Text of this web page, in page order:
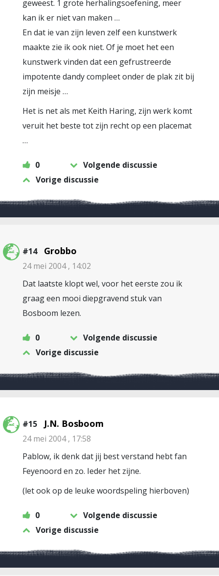
geweest. 1 grote herhalingsoefening, meer
kan ik er niet van maken …
En dat ie van zijn leven zelf een kunstwerk
maakte zie ik ook niet. Of je moet het een
kunstwerk vinden dat een gefrustreerde
impotente dandy compleet onder de plak zit bij
zijn meisje …
Het is net als met Keith Haring, zijn werk komt
veruit het beste tot zijn recht op een placemat
…
0
Volgende discussie
Vorige discussie
#14 Grobbo
24 mei 2004 , 14:02
Dat laatste klopt wel, voor het eerste zou ik
graag een mooi diepgravend stuk van
Bosboom lezen.
0
Volgende discussie
Vorige discussie
#15 J.N. Bosboom
24 mei 2004 , 17:58
Pablow, ik denk dat jij best verstand hebt fan
Feyenoord en zo. Ieder het zijne.
(let ook op de leuke woordspeling hierboven)
0
Volgende discussie
Vorige discussie